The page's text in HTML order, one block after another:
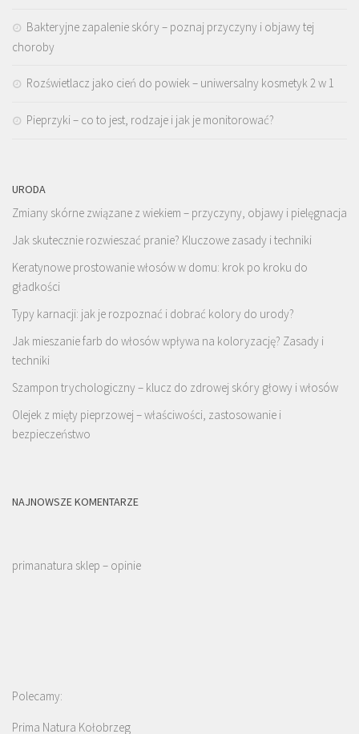
Bakteryjne zapalenie skóry – poznaj przyczyny i objawy tej
choroby
Rozświetlacz jako cień do powiek – uniwersalny kosmetyk 2 w 1
Pieprzyki – co to jest, rodzaje i jak je monitorować?
URODA
Zmiany skórne związane z wiekiem – przyczyny, objawy i pielęgnacja
Jak skutecznie rozwieszać pranie? Kluczowe zasady i techniki
Keratynowe prostowanie włosów w domu: krok po kroku do
gładkości
Typy karnacji: jak je rozpoznać i dobrać kolory do urody?
Jak mieszanie farb do włosów wpływa na koloryzację? Zasady i
techniki
Szampon trychologiczny – klucz do zdrowej skóry głowy i włosów
Olejek z mięty pieprzowej – właściwości, zastosowanie i
bezpieczeństwo
NAJNOWSZE KOMENTARZE
primanatura sklep – opinie
Polecamy:
Prima Natura Kołobrzeg